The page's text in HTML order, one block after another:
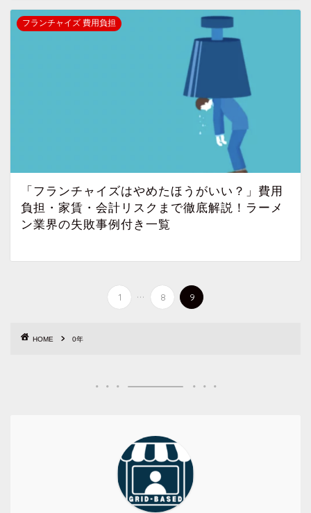
フランチャイズ 費用負担
「フランチャイズはやめたほうがいい？」費用
負担・家賃・会計リスクまで徹底解説！ラーメ
ン業界の失敗事例付き一覧
1 ... 8 9
HOME 0年